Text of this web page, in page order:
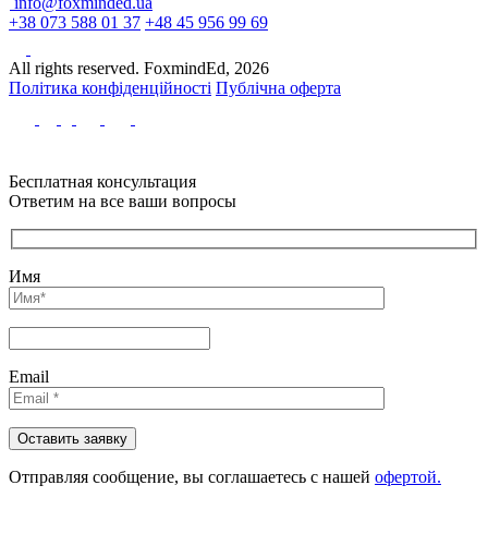
+38 073 588 01 37 +48 45 956 99 69
All rights reserved. FoxmindEd, 2026
Політика конфіденційності Публічна оферта
Бесплатная консультация
Ответим на все ваши вопросы
Имя
Email
Отправляя сообщениe, вы соглашаетесь с нашей офертой.